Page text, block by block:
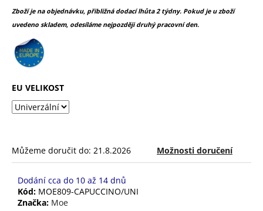
Zboží je na objednávku, přibližná dodací lhůta 2 týdny. Pokud je u zboží
uvedeno skladem, odesíláme nejpozději druhý pracovní den.
EU VELIKOST
Můžeme doručit do: 21.8.2026 Možnosti doručení
Dodání cca do 10 až 14 dnů
Kód: MOE809-CAPUCCINO/UNI
Značka: Moe
e
m
e